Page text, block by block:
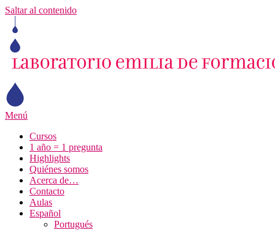
Saltar al contenido
Menú
Cursos
1 año = 1 pregunta
Highlights
Quiénes somos
Acerca de…
Contacto
Aulas
Español
Portugués